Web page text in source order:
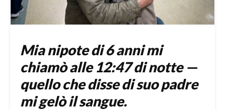
Mia nipote di 6 anni mi
chiamò alle 12:47 di notte —
quello che disse di suo padre
mi gelò il sangue.